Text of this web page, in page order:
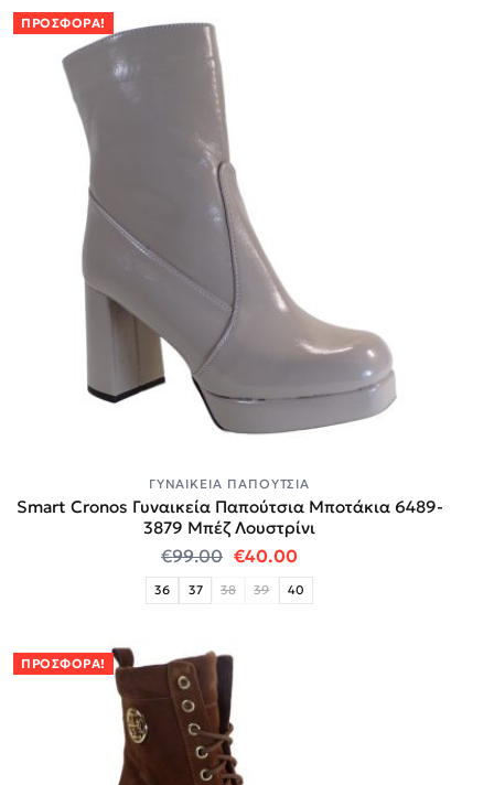
ΠΡΟΣΦΟΡΆ!
ΓΥΝΑΙΚΕΊΑ ΠΑΠΟΎΤΣΙΑ
Smart Cronos Γυναικεία Παπούτσια Μποτάκια 6489-
3879 Μπέζ Λουστρίνι
€99.00 Original price was: €99.00.
€40.00Η τρέχουσα τιμή
36 37 38 39 40
ΠΡΟΣΦΟΡΆ!